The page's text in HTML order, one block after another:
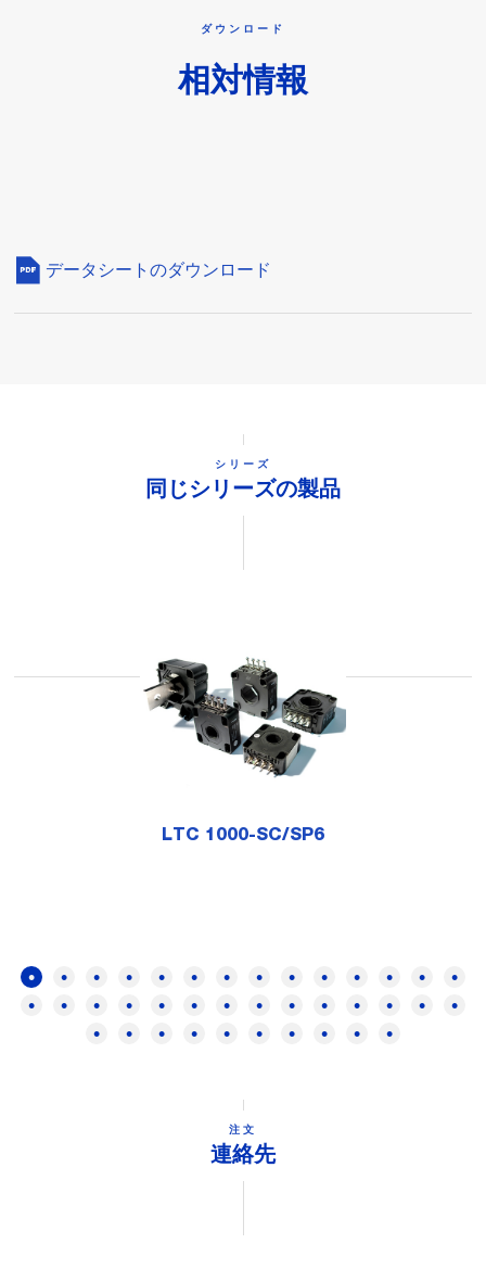
ダウンロード
相対情報
データシートのダウンロード
シリーズ
同じシリーズの製品
LTC 1000-SC/SP6
注文
連絡先